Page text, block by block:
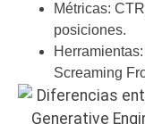
Métricas:
posiciones.
Screaming